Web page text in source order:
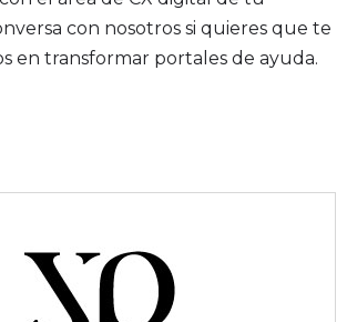
con nosotros si quieres que te
en transformar portales de ayuda.